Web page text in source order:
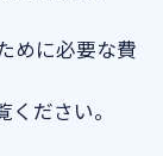
めに必要な費
ださい。